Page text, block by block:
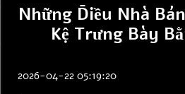
Những Điều Nhà
Kệ Trưng Bày
2026-04-22 05:19:20